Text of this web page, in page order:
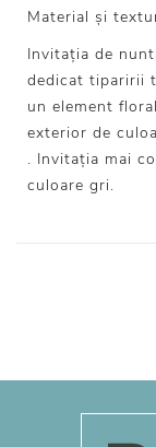
Material și
Invitația de
dedicat tiparirii
un element
exterior de
. Invitația mai
culoare gri.